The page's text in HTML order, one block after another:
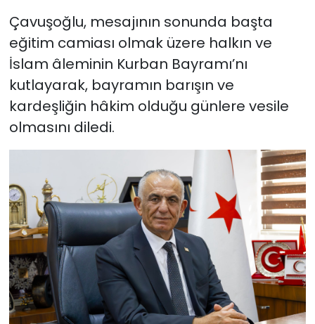
Çavuşoğlu, mesajının sonunda başta
eğitim camiası olmak üzere halkın ve
İslam âleminin Kurban Bayramı’nı
kutlayarak, bayramın barışın ve
kardeşliğin hâkim olduğu günlere vesile
olmasını diledi.